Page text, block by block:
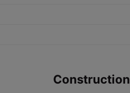
Construction